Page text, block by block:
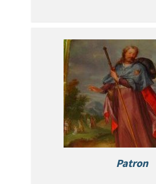
Patron